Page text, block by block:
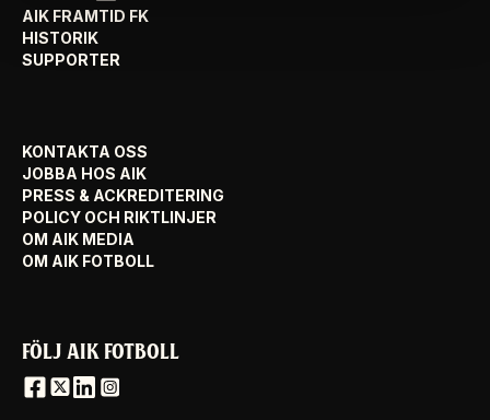
AIK FRAMTID FK
HISTORIK
SUPPORTER
KONTAKTA OSS
JOBBA HOS AIK
PRESS & ACKREDITERING
POLICY OCH RIKTLINJER
OM AIK MEDIA
OM AIK FOTBOLL
FÖLJ AIK FOTBOLL